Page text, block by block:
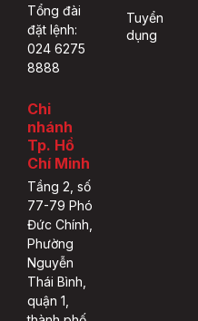
Tổng đài
đặt lệnh:
024 6275
8888
Chi
nhánh
Tp. Hồ
Chí Minh
Tầng 2, số
77-79 Phó
Đức Chính,
Phường
Nguyễn
Thái Bình,
quận 1,
Tuyển
dụng